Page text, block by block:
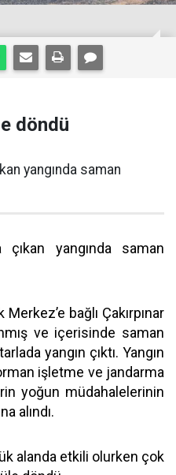
döndü
yangında saman
çıkan yangında saman
bağlı Çakırpınar
ve içerisinde saman
yangın çıktı. Yangın
işletme ve jandarma
yoğun müdahalelerinin
alındı.
alanda etkili olurken çok